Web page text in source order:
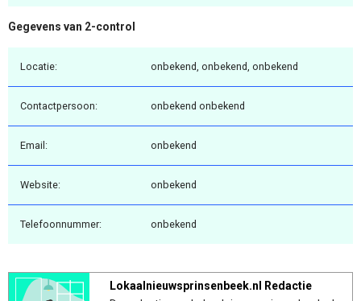
Gegevens van 2-control
Locatie: onbekend, onbekend, onbekend
Contactpersoon: onbekend onbekend
Email: onbekend
Website: onbekend
Telefoonnummer: onbekend
Lokaalnieuwsprinsenbeek.nl Redactie